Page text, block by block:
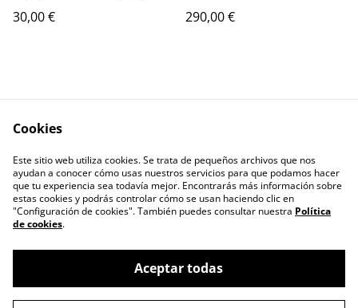
30,00 € 290,00 €
Contáctanos
Términos legales
Política de Privacidad
Política de cookies
©2026Freeland Coworking
Cookies
Este sitio web utiliza cookies. Se trata de pequeños archivos que nos
ayudan a conocer cómo usas nuestros servicios para que podamos hacer
que tu experiencia sea todavía mejor. Encontrarás más información sobre
estas cookies y podrás controlar cómo se usan haciendo clic en
"Configuración de cookies". También puedes consultar nuestra Política
de cookies.
Aceptar todas